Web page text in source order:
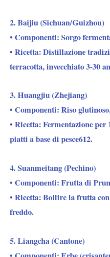
2. Baijiu (Sichuan/Guizhou)
• Componenti: Sorgo
• Ricetta: Distillazione
terracotta, invecchiato 3-30
3. Huangjiu (Zhejiang)
• Componenti: Riso
• Ricetta: Fermentazione per
piatti a base di pesce612.
4. Suanmeitang (Pechino)
• Componenti: Frutta di
• Ricetta: Bollire la frutta
freddo.
5. Liangcha (Cantone)